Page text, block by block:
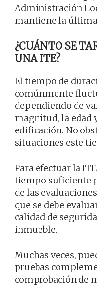
Administración
mantiene la
¿CUÁNTO SE
UNA ITE?
El tiempo de
comúnmente
dependiendo de
magnitud, la edad
edificación. No
situaciones este
Para efectuar la
tiempo suficiente
de las
que se debe
calidad de
inmueble.
Muchas veces,
pruebas
comprobación de